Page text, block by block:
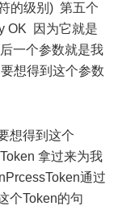
的级别) 第五个
OK 因为它就是
一个参数就是我
想得到这个参数
想得到这个
拿过来为我
通过
个Token的句